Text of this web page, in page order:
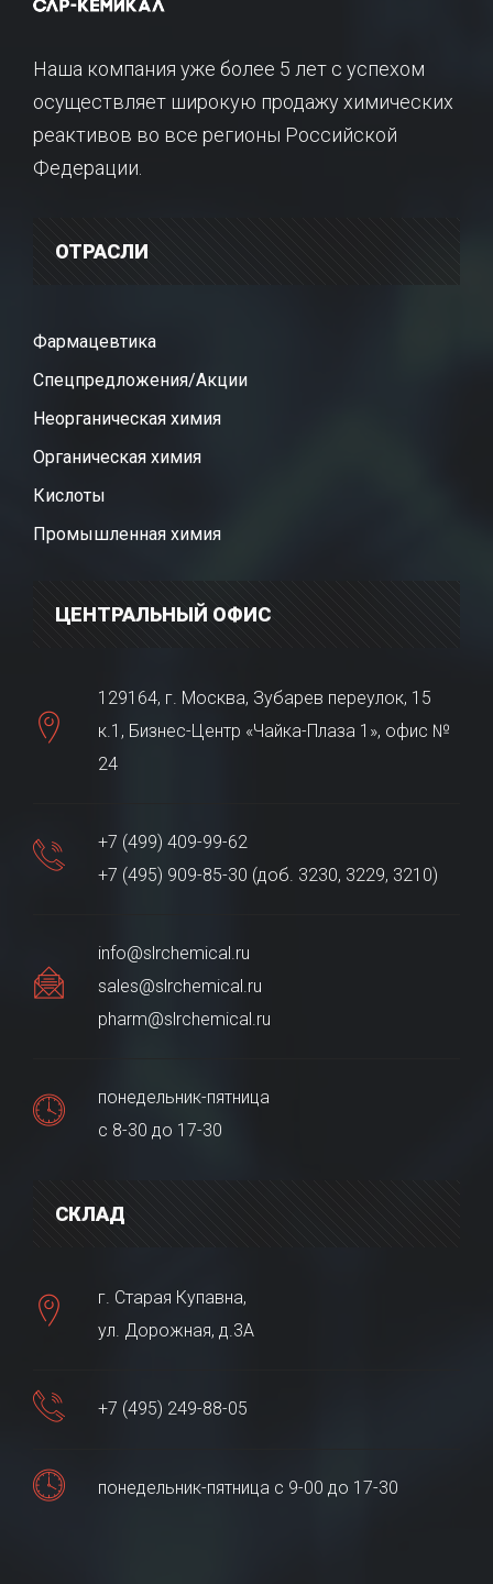
Наша компания уже более 5 лет с успехом
осуществляет широкую продажу химических
реактивов во все регионы Российской
Федерации.
ОТРАСЛИ
Фармацевтика
Спецпредложения/Акции
Неорганическая химия
Органическая химия
Кислоты
Промышленная химия
ЦЕНТРАЛЬНЫЙ ОФИС
129164, г. Москва, Зубарев переулок, 15
к.1, Бизнес-Центр «Чайка-Плаза 1», офис №
24
+7 (499) 409-99-62
+7 (495) 909-85-30 (доб. 3230, 3229, 3210)
info@slrchemical.ru
sales@slrchemical.ru
pharm@slrchemical.ru
понедельник-пятница
с 8-30 до 17-30
СКЛАД
г. Старая Купавна,
ул. Дорожная, д.3А
+7 (495) 249-88-05
понедельник-пятница с 9-00 до 17-30